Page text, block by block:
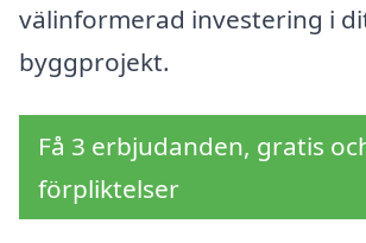
välinformerad investering i
byggprojekt.
Få 3 erbjudanden, gratis
förpliktelser